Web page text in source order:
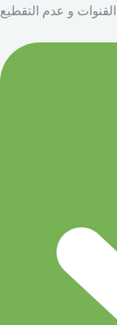
و عدم التقطيع